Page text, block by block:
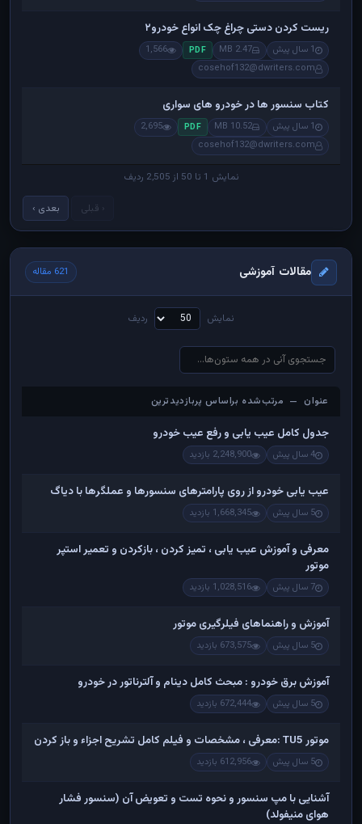
ریست کردن دستی چراغ چک انواع خودرو۲
1 سال پیش 2.47 MB
PDF
1,566
cosehof132@dwriters.com
کتاب سنسور ها در خودرو های سواری
1 سال پیش 10.52 MB
PDF
2,695
cosehof132@dwriters.com
نمایش 1 تا 50 از 2,505 ردیف
‹ قبلی بعدی ›
مقالات آموزشی 621 مقاله
نمایش ردیف
عنوان — مرتب‌شده براساس پربازدیدترین
عنوان — مرتب‌شده براساس پربازدیدترین
جدول کامل عیب یابی و رفع عیب خودرو
4 سال پیش 2,248,900 بازدید
عیب یابی خودرو از روی پارامترهای سنسورها و عملگرها با دیاگ
5 سال پیش 1,668,345 بازدید
معرفی و آموزش عیب یابی ، تمیز کردن ، بازکردن و تعمیر استپر
موتور
7 سال پیش 1,028,516 بازدید
آموزش و راهنماهای فیلرگیری موتور
5 سال پیش 673,575 بازدید
آموزش برق خودرو : مبحث کامل دینام و آلترناتور در خودرو
5 سال پیش 672,444 بازدید
موتور TU5 :معرفی ، مشخصات و فیلم کامل تشریح اجزاء و باز کردن
5 سال پیش 612,956 بازدید
آشنایی با مپ سنسور و نحوه تست و تعویض آن (سنسور فشار
هوای منیفولد)